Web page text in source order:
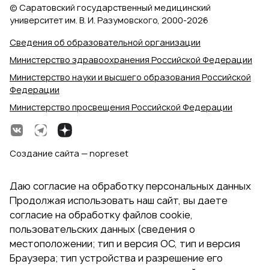
Сведения об образовательной организации
Министерство здравоохранения Российской Федерации
Министерство науки и высшего образования Российской
Федерации
Министерство просвещения Российской Федерации
© Саратовский государственный медицинский
университет им. В. И. Разумовского, 2000‑2026
Создание сайта — nopreset
Даю согласие на обработку персональных данных
Продолжая использовать наш сайт, вы даете
согласие на обработку файлов cookie,
пользовательских данных (сведения о
местоположении; тип и версия ОС, тип и версия
Браузера; тип устройства и разрешение его